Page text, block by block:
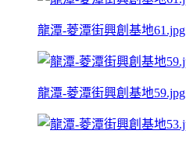
龍潭-菱潭街興創基地61.jpg
龍潭-菱潭街興創基地59.jpg